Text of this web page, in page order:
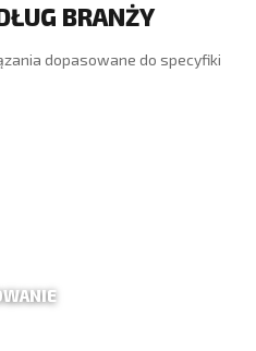
BRANŻY
dopasowane do specyfiki